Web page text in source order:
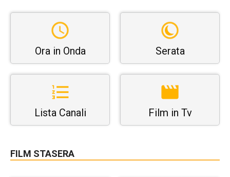
Ora in Onda Serata
Lista Canali Film in Tv
FILM STASERA